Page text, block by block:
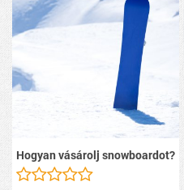
Hogyan vásárolj snowboardot?